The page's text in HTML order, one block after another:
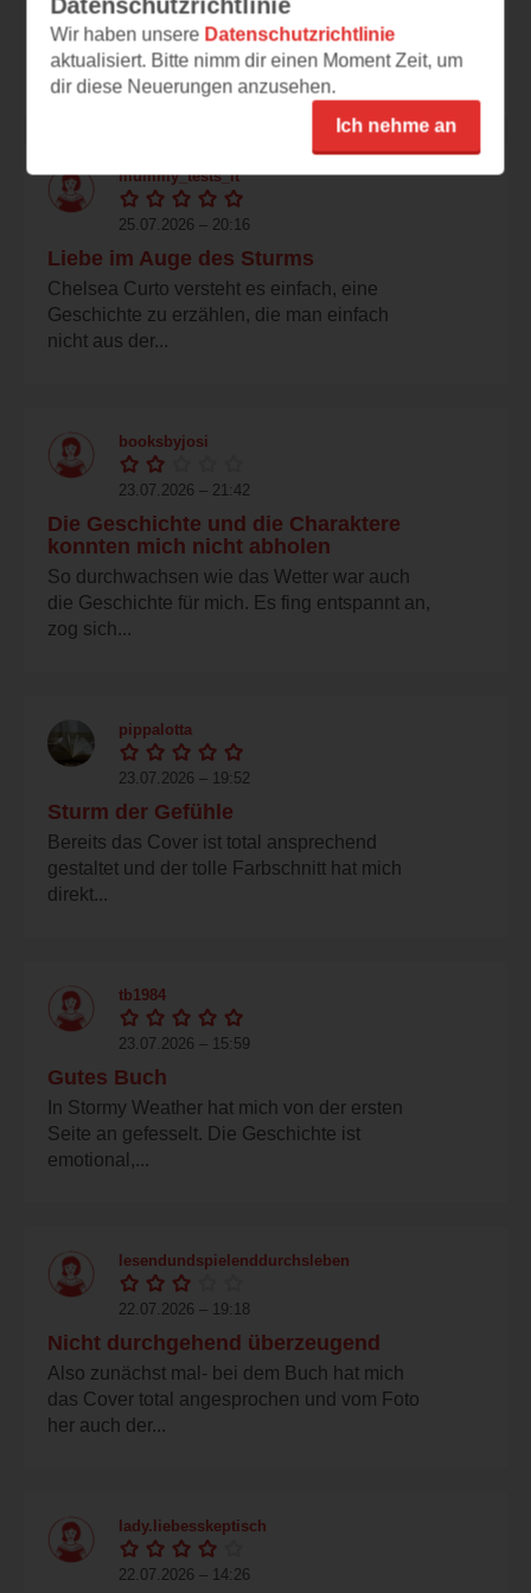
Quincy Monroeist passionierte Meteorologin
(mit Doktortitel) und lebt für ihren Social
Media...
mummy_tests_it
25.07.2026 – 20:16
Liebe im Auge des Sturms
Chelsea Curto versteht es einfach, eine
Geschichte zu erzählen, die man einfach
nicht aus der...
booksbyjosi
23.07.2026 – 21:42
Die Geschichte und die Charaktere
konnten mich nicht abholen
So durchwachsen wie das Wetter war auch
die Geschichte für mich. Es fing entspannt an,
zog sich...
pippalotta
23.07.2026 – 19:52
Sturm der Gefühle
Bereits das Cover ist total ansprechend
gestaltet und der tolle Farbschnitt hat mich
direkt...
tb1984
23.07.2026 – 15:59
Gutes Buch
In Stormy Weather hat mich von der ersten
Seite an gefesselt. Die Geschichte ist
emotional,...
lesendundspielenddurchsleben
22.07.2026 – 19:18
Nicht durchgehend überzeugend
Also zunächst mal- bei dem Buch hat mich
das Cover total angesprochen und vom Foto
her auch der...
lady.liebesskeptisch
22.07.2026 – 14:26
Datenschutzrichtlinie
Wir haben unsere Datenschutzrichtlinie
aktualisiert. Bitte nimm dir einen Moment Zeit, um
dir diese Neuerungen anzusehen.
Ich nehme an